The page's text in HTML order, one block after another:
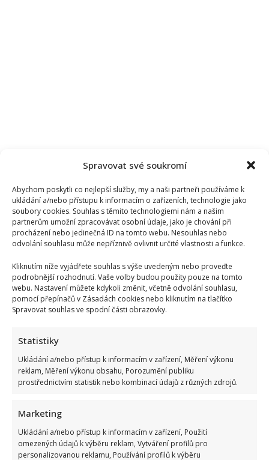
Spravovat své soukromí
Abychom poskytli co nejlepší služby, my a naši partneři používáme k
ukládání a/nebo přístupu k informacím o zařízeních, technologie jako
soubory cookies. Souhlas s těmito technologiemi nám a našim
partnerům umožní zpracovávat osobní údaje, jako je chování při
procházení nebo jedinečná ID na tomto webu. Nesouhlas nebo
odvolání souhlasu může nepříznivě ovlivnit určité vlastnosti a funkce.
Kliknutím níže vyjádřete souhlas s výše uvedeným nebo proveďte
podrobnější rozhodnutí. Vaše volby budou použity pouze na tomto
webu. Nastavení můžete kdykoli změnit, včetně odvolání souhlasu,
pomocí přepínačů v Zásadách cookies nebo kliknutím na tlačítko
Spravovat souhlas ve spodní části obrazovky.
Statistiky
Ukládání a/nebo přístup k informacím v zařízení, Měření výkonu
reklam, Měření výkonu obsahu, Porozumění publiku
prostřednictvím statistik nebo kombinací údajů z různých zdrojů.
Marketing
Ukládání a/nebo přístup k informacím v zařízení, Použití
omezených údajů k výběru reklam, Vytváření profilů pro
personalizovanou reklamu, Používání profilů k výběru